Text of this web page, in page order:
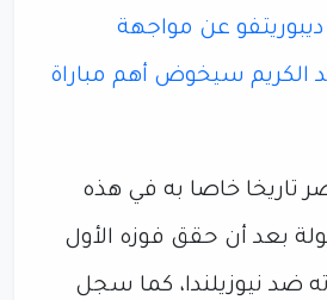
ديبوريتفو عن مواجهة
الكريم سيخوض أهم مباراة
خاصا به في هذه
بعد أن حقق فوزه الأول
ضد نيوزيلندا، كما سجل